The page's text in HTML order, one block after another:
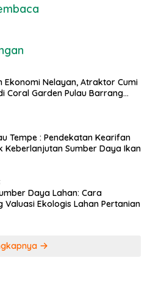
Ekonomi Nelayan, Atraktor Cumi
Coral Garden Pulau Barrang
Tempe : Pendekatan Kearifan
Keberlanjutan Sumber Daya Ikan
Daya Lahan: Cara
Valuasi Ekologis Lahan Pertanian